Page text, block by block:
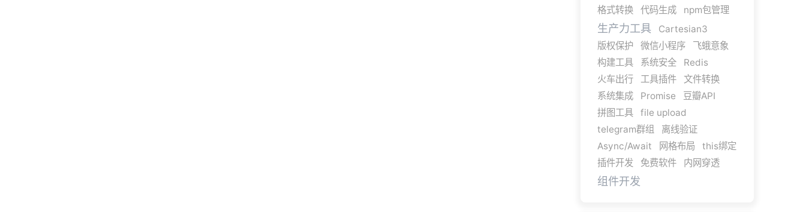
格式转换
代码生成 npm包管理
生产力工具
Cartesian3
版权保护
微信小程序
飞蛾意象
构建工具
系统安全
Redis
火车出行
工具插件
文件转换
系统集成
Promise
豆瓣API
拼图工具
file upload
telegram群组
离线验证
Async/Await
网格布局
this绑定
插件开发
免费软件 内网穿透
组件开发